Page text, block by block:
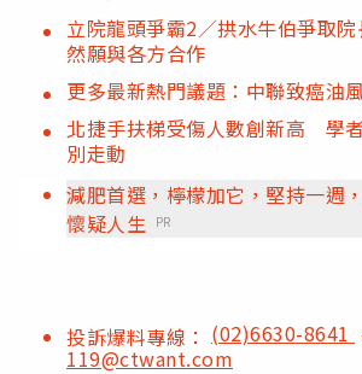
立院龍頭爭霸2／拱水牛伯爭取
然願與各方合作
更多最新熱門議題：中聯致癌油
北捷手扶梯受傷人數創新高 學
別走動
減肥首選，檸檬加它，堅持一週
懷疑人生
PR
投訴爆料專線： (02)6630-8641
119@ctwant.com